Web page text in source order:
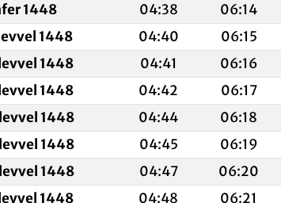
1448
04:38 06:14
1448
04:40 06:15
1448
04:41 06:16
1448
04:42 06:17
1448
04:44 06:18
1448
04:45 06:19
1448
04:47 06:20
1448
04:48 06:21